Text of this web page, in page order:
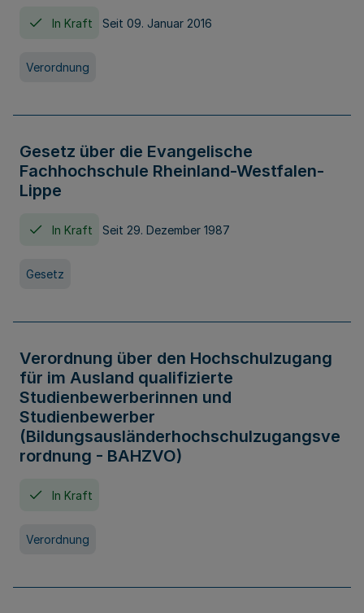
In Kraft Seit 09. Januar 2016
Verordnung
Gesetz über die Evangelische
Fachhochschule Rheinland-Westfalen-
Lippe
In Kraft Seit 29. Dezember 1987
Gesetz
Verordnung über den Hochschulzugang
für im Ausland qualifizierte
Studienbewerberinnen und
Studienbewerber
(Bildungsausländerhochschulzugangsve
rordnung - BAHZVO)
In Kraft
Verordnung